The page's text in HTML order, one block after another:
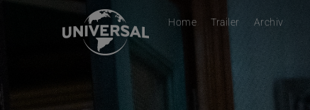
Home Trailer Archiv